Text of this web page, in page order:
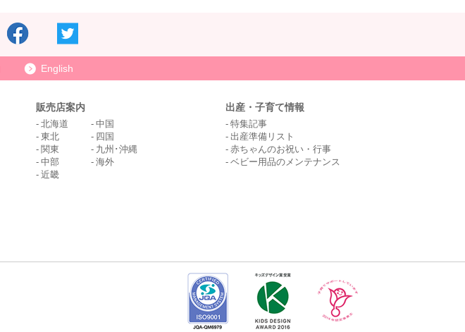
English
販売店案内
北海道
東北
関東
中部
近畿
中国
四国
九州･沖縄
海外
出産・子育て情報
特集記事
出産準備リスト
赤ちゃんのお祝い・行事
ベビー用品のメンテナンス